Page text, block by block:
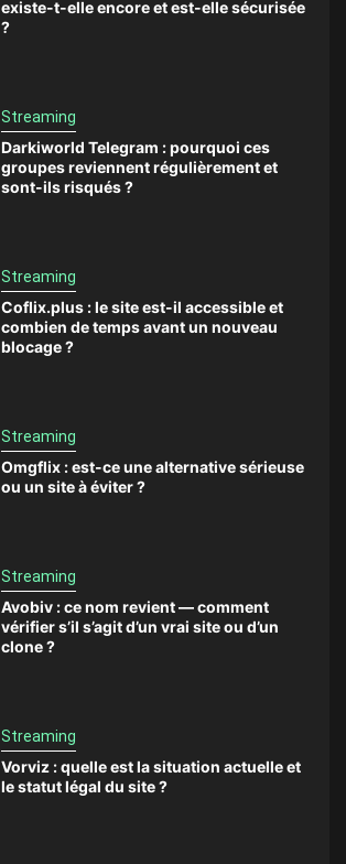
existe-t-elle encore et est-elle sécurisée
?
Streaming
Darkiworld Telegram : pourquoi ces
groupes reviennent régulièrement et
sont-ils risqués ?
Streaming
Coflix.plus : le site est-il accessible et
combien de temps avant un nouveau
blocage ?
Streaming
Omgflix : est-ce une alternative sérieuse
ou un site à éviter ?
Streaming
Avobiv : ce nom revient — comment
vérifier s’il s’agit d’un vrai site ou d’un
clone ?
Streaming
Vorviz : quelle est la situation actuelle et
le statut légal du site ?